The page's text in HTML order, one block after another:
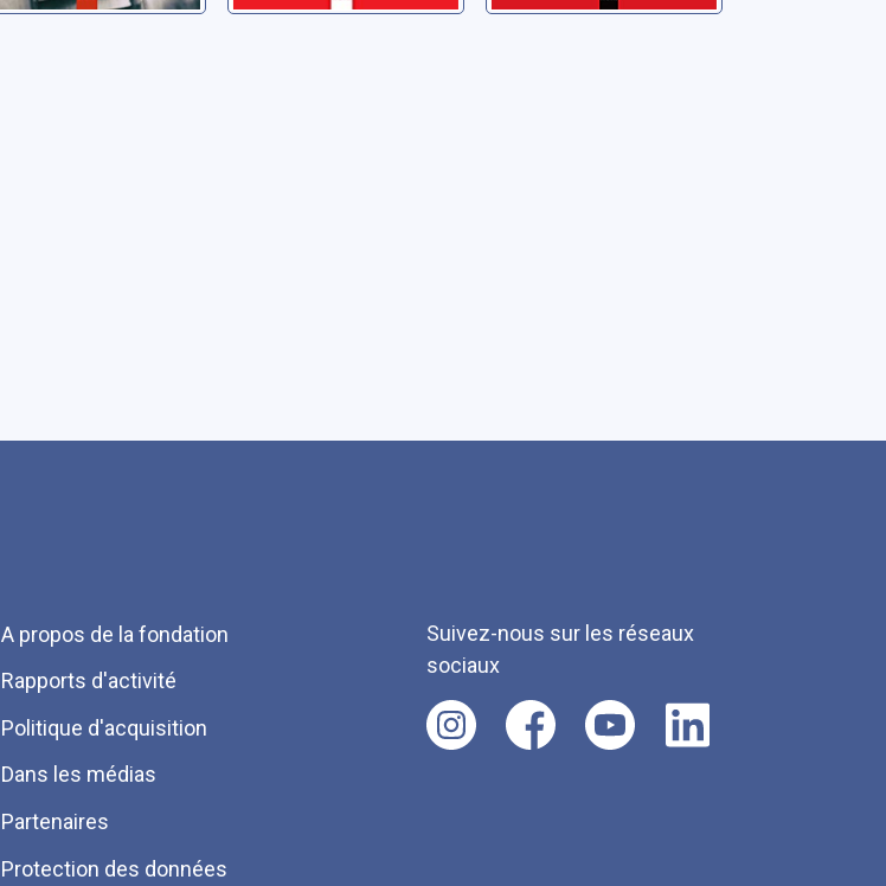
Menu
Pied
de
page
A propos de la fondation
Rapports d'activité
Politique d'acquisition
Dans les médias
Partenaires
Protection des données
Suivez-nous sur les réseaux
sociaux